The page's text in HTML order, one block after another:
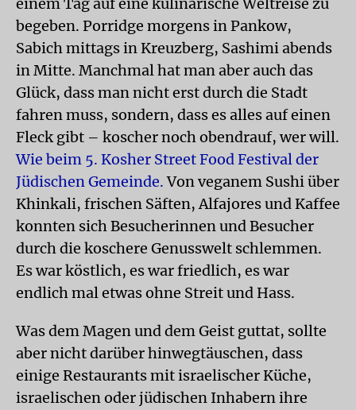
begeben. Porridge morgens in Pankow,
Sabich mittags in Kreuzberg, Sashimi abends
in Mitte. Manchmal hat man aber auch das
Glück, dass man nicht erst durch die Stadt
fahren muss, sondern, dass es alles auf einen
Fleck gibt – koscher noch obendrauf, wer will.
Wie beim 5. Kosher Street Food Festival der
Jüdischen Gemeinde.Von veganem Sushi über
Khinkali, frischen Säften, Alfajores und Kaffee
konnten sich Besucherinnen und Besucher
durch die koschere Genusswelt schlemmen.
Es war köstlich, es war friedlich, es war
endlich mal etwas ohne Streit und Hass.
Was dem Magen und dem Geist guttat, sollte
aber nicht darüber hinwegtäuschen, dass
einige Restaurants mit israelischer Küche,
israelischen oder jüdischen Inhabern ihre